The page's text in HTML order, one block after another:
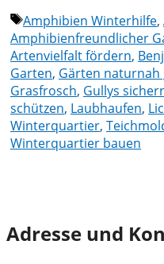
Schlagwörter
Amphibien Winterhilfe,
Amphibienfreundlicher
Artenvielfalt fördern,
Garten, Gärten naturnah
Grasfrosch, Gullys
schützen, Laubhaufen,
Winterquartier,
Winterquartier bauen
Adresse und